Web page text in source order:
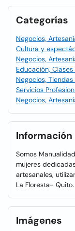
Categorías
Negocios,
Cultura y
Negocios,
Educación,
Negocios,
Servicios
Negocios,
Información
Somos
mujeres
artesanales,
La Floresta- Quito.
Imágenes